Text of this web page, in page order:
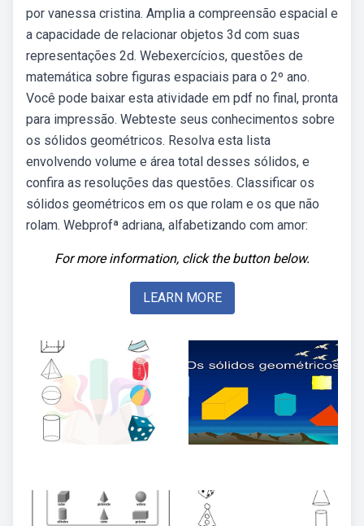
por vanessa cristina. Amplia a compreensão espacial e
a capacidade de relacionar objetos 3d com suas
representações 2d. Webexercícios, questões de
matemática sobre figuras espaciais para o 2º ano.
Você pode baixar esta atividade em pdf no final, pronta
para impressão. Webteste seus conhecimentos sobre
os sólidos geométricos. Resolva esta lista
envolvendo volume e área total desses sólidos, e
confira as resoluções das questões. Classificar os
sólidos geométricos em os que rolam e os que não
rolam. Webprofª adriana, alfabetizando com amor:
For more information, click the button below.
LEARN MORE